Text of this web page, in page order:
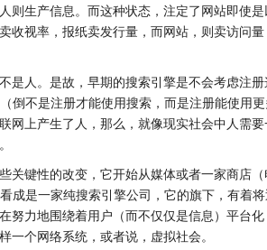
则生产信息。而这种状态，注定了网站即使
收视率，报纸卖发行量，而网站，则卖访问
是人。是故，早期的搜索引擎是不会考虑注
倒不是注册才能使用搜索，而是注册能使用更
网上产生了人，那么，就像现实社会中人需
关键性的改变，它开始从媒体或者一家商店
成是一家纯搜索引擎公司，它的旗下，有着
努力地围绕着用户（而不仅仅是信息）平台
一个网络系统，或者说，虚拟社会。